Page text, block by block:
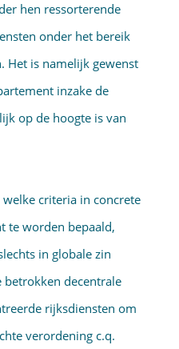
hen ressorterende
onder het bereik
Het is namelijk gewenst
inzake de
op de hoogte is van
criteria in concrete
te worden bepaald,
in globale zin
betrokken decentrale
rijksdiensten om
verordening c.q.